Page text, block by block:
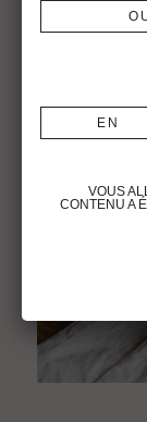
VOUS
CONTENU A
Pour visiter le site
légal de
Vous
du